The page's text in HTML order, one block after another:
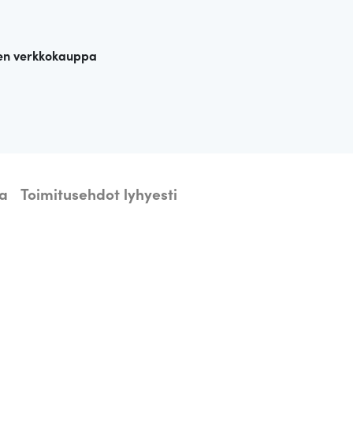
verkkokauppa
Toimitusehdot lyhyesti